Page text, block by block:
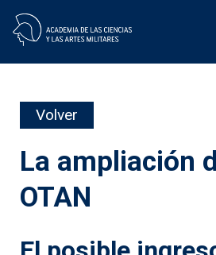
content
Volver
La ampliación
OTAN